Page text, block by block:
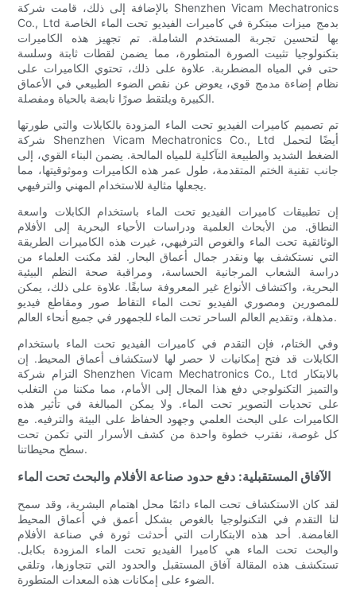
بالإضافة إلى ذلك، قامت شركة Shenzhen Vicam Mechatronics
Co., Ltd بدمج ميزات مبتكرة في كاميرات الفيديو تحت الماء الخاصة
بها لتحسين تجربة المستخدم الشاملة. تم تجهيز هذه الكاميرات
بتكنولوجيا تثبيت الصورة المتطورة، مما يضمن لقطات ثابتة وسلسة
حتى في المياه المضطربة. علاوة على ذلك، تحتوي الكاميرات على
نظام إضاءة مدمج قوي، يعوض عن نقص الضوء الطبيعي في الأعماق
الكبيرة ويلتقط صورًا نابضة بالحياة ومفصلة.
تم تصميم كاميرات الفيديو تحت الماء المزودة بالكابلات والتي طورتها
شركة Shenzhen Vicam Mechatronics Co., Ltd أيضًا لتحمل
الضغط الشديد والطبيعة التآكلية للمياه المالحة. يضمن البناء القوي، إلى
جانب تقنية الختم المتقدمة، طول عمر هذه الكاميرات وموثوقيتها، مما
يجعلها مثالية للاستخدام المهني والترفيهي.
إن تطبيقات كاميرات الفيديو تحت الماء باستخدام الكابلات واسعة
النطاق. من الأبحاث العلمية ودراسات الأحياء البحرية إلى الأفلام
الوثائقية تحت الماء والغوص الترفيهي، غيرت هذه الكاميرات الطريقة
التي نستكشف بها ونقدر جمال أعماق البحار. لقد مكنت العلماء من
دراسة الشعاب المرجانية الحساسة، ومراقبة صحة النظم البيئية
البحرية، واكتشاف الأنواع غير المعروفة سابقًا. علاوة على ذلك، يمكن
للمصورين ومصوري الفيديو تحت الماء التقاط صور ومقاطع فيديو
مذهلة، وتقديم العالم الساحر تحت الماء للجمهور في جميع أنحاء العالم.
وفي الختام، فإن التقدم في كاميرات الفيديو تحت الماء باستخدام
الكابلات قد فتح إمكانيات لا حصر لها لاستكشاف أعماق المحيط. إن
التزام شركة Shenzhen Vicam Mechatronics Co., Ltd بالابتكار
والتميز التكنولوجي دفع هذا المجال إلى الأمام، مما مكننا من التغلب
على تحديات التصوير تحت الماء. ولا يمكن المبالغة في تأثير هذه
الكاميرات على البحث العلمي وجهود الحفاظ على البيئة والترفيه. مع
كل غوصة، نقترب خطوة واحدة من كشف الأسرار التي تكمن تحت
سطح محيطاتنا.
الآفاق المستقبلية: دفع حدود صناعة الأفلام والبحث تحت الماء
لقد كان الاستكشاف تحت الماء دائمًا محل اهتمام البشرية، وقد سمح
لنا التقدم في التكنولوجيا بالغوص بشكل أعمق في أعماق المحيط
الغامضة. أحد هذه الابتكارات التي أحدثت ثورة في صناعة الأفلام
والبحث تحت الماء هي كاميرا الفيديو تحت الماء المزودة بكابل.
تستكشف هذه المقالة آفاق المستقبل والحدود التي تتجاوزها، وتلقي
الضوء على إمكانات هذه المعدات المتطورة.